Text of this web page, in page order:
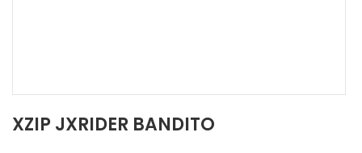
XZIP JXRIDER BANDITO